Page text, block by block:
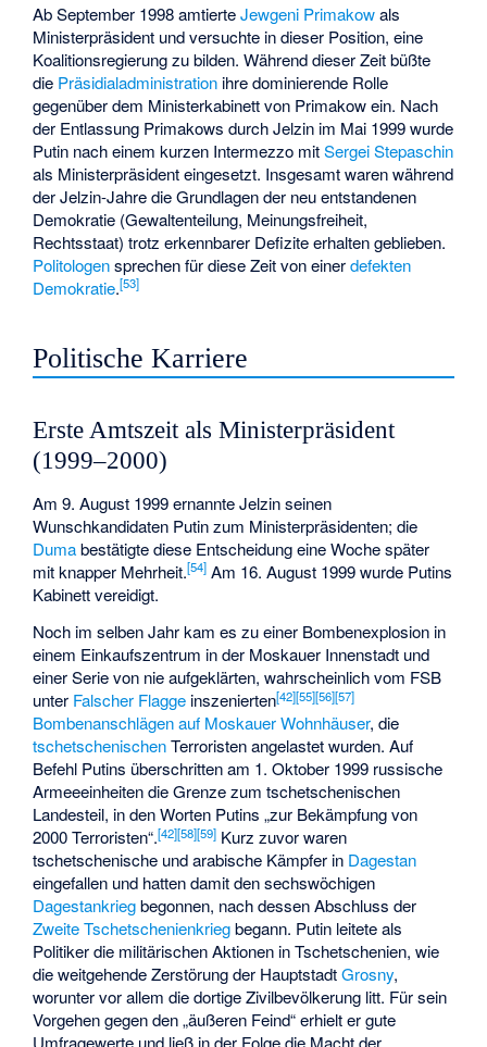
Ab September 1998 amtierteJewgeni Primakowals
Ministerpräsident und versuchte in dieser Position, eine
Koalitionsregierung zu bilden. Während dieser Zeit büßte
die Präsidialadministration ihre dominierende Rolle
gegenüber dem Ministerkabinett von Primakowein. Nach
der Entlassung Primakows durch Jelzin im Mai 1999 wurde
Putin nach einem kurzen Intermezzo mitSergei Stepaschin
als Ministerpräsident eingesetzt. Insgesamt waren während
der Jelzin-Jahre die Grundlagen der neu entstandenen
Demokratie (Gewaltenteilung, Meinungsfreiheit,
Rechtsstaat) trotz erkennbarer Defizite erhalten geblieben.
Politologensprechen für diese Zeit von einerdefekten
Demokratie.[53]
Politische Karriere
Erste Amtszeit als Ministerpräsident
(1999–2000)
Am 9. August 1999 ernannte Jelzin seinen
Wunschkandidaten Putin zum Ministerpräsidenten; die
Dumabestätigte diese Entscheidung eine Woche später
mit knapper Mehrheit.[54] Am 16. August 1999 wurde Putins
Kabinettvereidigt.
Noch im selben Jahr kam es zu einer Bombenexplosion in
einem Einkaufszentrum in der Moskauer Innenstadt und
einer Serie von nie aufgeklärten, wahrscheinlich vom FSB
unter Falscher Flagge inszenierten[42][55][56][57]
Bombenanschlägen auf Moskauer Wohnhäuser, die
tschetschenischenTerroristen angelastet wurden. Auf
Befehl Putins überschritten am 1. Oktober 1999 russische
Armeeeinheiten die Grenze zum tschetschenischen
Landesteil, in den Worten Putins „zur Bekämpfung von
2000 Terroristen“.[42][58][59] Kurz zuvor waren
tschetschenische und arabische Kämpfer in Dagestan
eingefallen und hatten damit den sechswöchigen
Dagestankriegbegonnen, nach dessen Abschluss der
Zweite Tschetschenienkriegbegann. Putin leitete als
Politiker die militärischen Aktionen in Tschetschenien, wie
die weitgehende Zerstörung der HauptstadtGrosny,
worunter vor allem die dortige Zivilbevölkerung litt. Für sein
Vorgehen gegen den „äußeren Feind“ erhielt er gute
Umfragewerte und ließ in der Folge die Macht der